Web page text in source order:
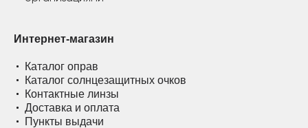
Интернет-магазин
Каталог оправ
Каталог солнцезащитных очков
Контактные линзы
Доставка и оплата
Пункты выдачи